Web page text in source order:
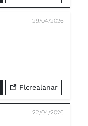
29/04/2026
Florealanar
22/04/2026